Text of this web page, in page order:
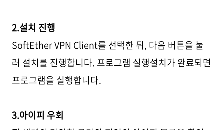
2.설치 진행
SoftEther VPN Client를 선택한 뒤, 다음 버튼을 눌
러 설치를 진행합니다. 프로그램 실행설치가 완료되면
프로그램을 실행합니다.
3.아이피 우회